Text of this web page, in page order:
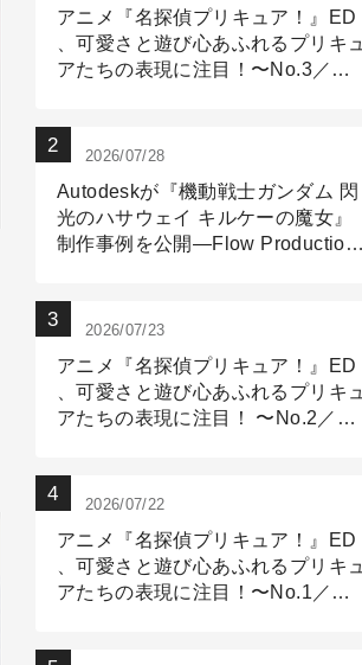
アニメ『名探偵プリキュア！』ED
、可愛さと遊び心あふれるプリキュ
アたちの表現に注目！〜No.3／ア
2026/07/28
Autodeskが『機動戦士ガンダム 閃
光のハサウェイ キルケーの魔女』
制作事例を公開―Flow Production
2026/07/23
アニメ『名探偵プリキュア！』ED
、可愛さと遊び心あふれるプリキュ
アたちの表現に注目！ 〜No.2／モ
2026/07/22
アニメ『名探偵プリキュア！』ED
、可愛さと遊び心あふれるプリキュ
アたちの表現に注目！〜No.1／演